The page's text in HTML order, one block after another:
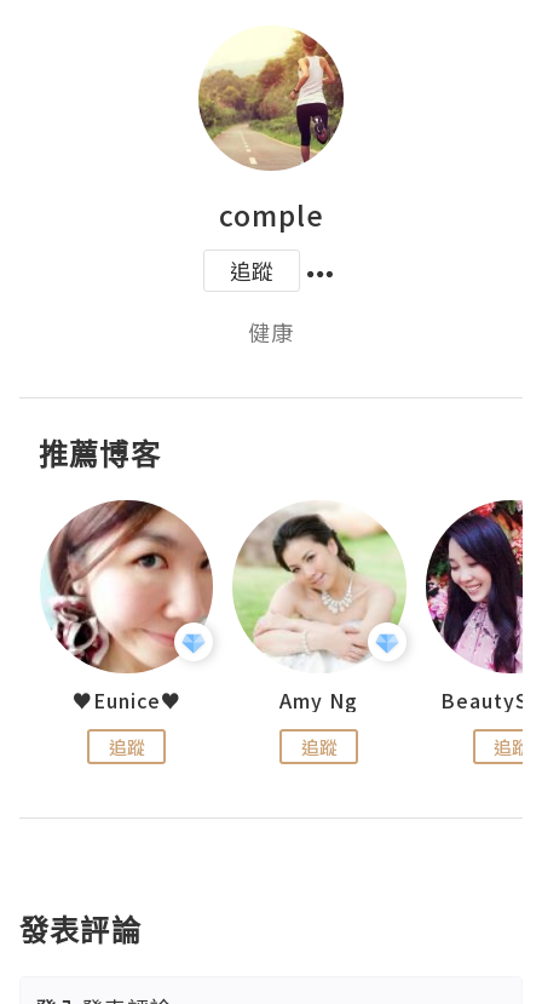
comple
追蹤
健康
推薦博客
♥Eunice♥
追蹤
Amy Ng
追蹤 追蹤
發表評論